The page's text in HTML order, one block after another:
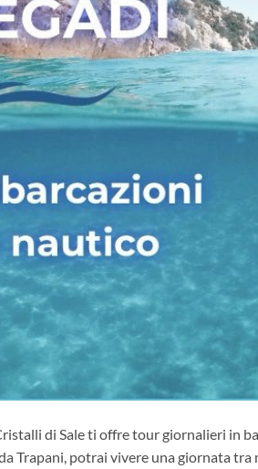
di Sale ti offre tour giornalieri in
Trapani, potrai vivere una giornata tra